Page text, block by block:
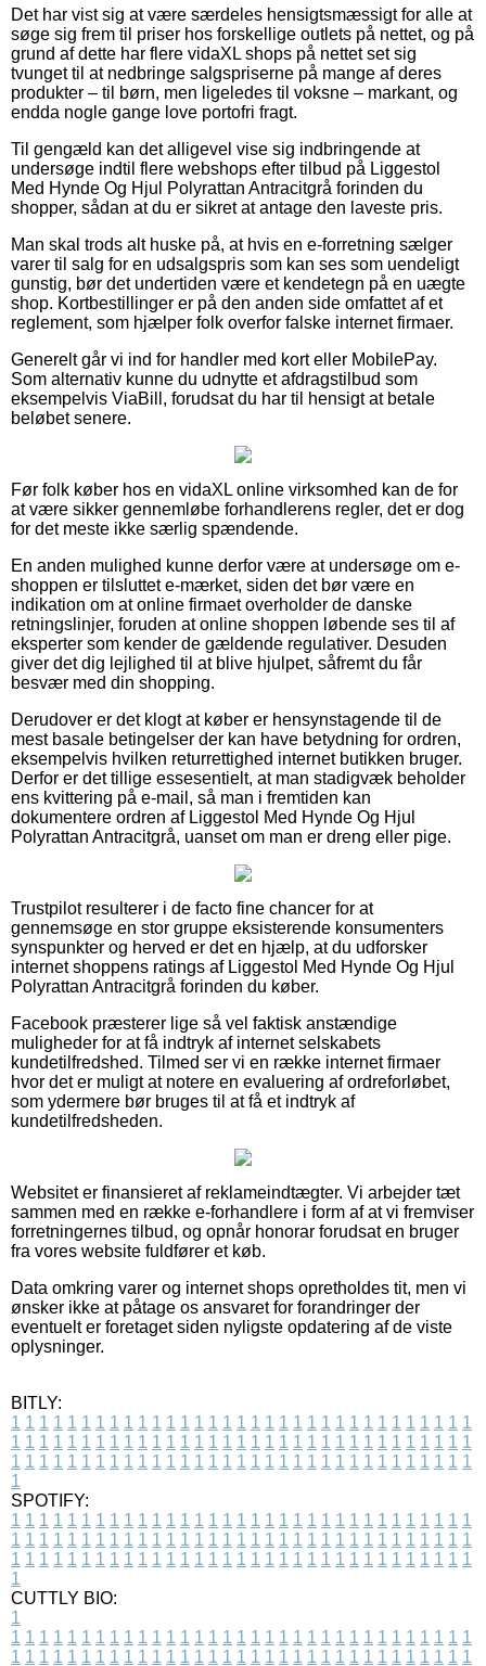
Det har vist sig at være særdeles hensigtsmæssigt for alle at
søge sig frem til priser hos forskellige outlets på nettet, og på
grund af dette har flere vidaXL shops på nettet set sig
tvunget til at nedbringe salgspriserne på mange af deres
produkter – til børn, men ligeledes til voksne – markant, og
endda nogle gange love portofri fragt.
Til gengæld kan det alligevel vise sig indbringende at
undersøge indtil flere webshops efter tilbud på Liggestol
Med Hynde Og Hjul Polyrattan Antracitgrå forinden du
shopper, sådan at du er sikret at antage den laveste pris.
Man skal trods alt huske på, at hvis en e-forretning sælger
varer til salg for en udsalgspris som kan ses som uendeligt
gunstig, bør det undertiden være et kendetegn på en uægte
shop. Kortbestillinger er på den anden side omfattet af et
reglement, som hjælper folk overfor falske internet firmaer.
Generelt går vi ind for handler med kort eller MobilePay.
Som alternativ kunne du udnytte et afdragstilbud som
eksempelvis ViaBill, forudsat du har til hensigt at betale
beløbet senere.
Før folk køber hos en vidaXL online virksomhed kan de for
at være sikker gennemløbe forhandlerens regler, det er dog
for det meste ikke særlig spændende.
En anden mulighed kunne derfor være at undersøge om e-
shoppen er tilsluttet e-mærket, siden det bør være en
indikation om at online firmaet overholder de danske
retningslinjer, foruden at online shoppen løbende ses til af
eksperter som kender de gældende regulativer. Desuden
giver det dig lejlighed til at blive hjulpet, såfremt du får
besvær med din shopping.
Derudover er det klogt at køber er hensynstagende til de
mest basale betingelser der kan have betydning for ordren,
eksempelvis hvilken returrettighed internet butikken bruger.
Derfor er det tillige essesentielt, at man stadigvæk beholder
ens kvittering på e-mail, så man i fremtiden kan
dokumentere ordren af Liggestol Med Hynde Og Hjul
Polyrattan Antracitgrå, uanset om man er dreng eller pige.
Trustpilot resulterer i de facto fine chancer for at
gennemsøge en stor gruppe eksisterende konsumenters
synspunkter og herved er det en hjælp, at du udforsker
internet shoppens ratings af Liggestol Med Hynde Og Hjul
Polyrattan Antracitgrå forinden du køber.
Facebook præsterer lige så vel faktisk anstændige
muligheder for at få indtryk af internet selskabets
kundetilfredshed. Tilmed ser vi en række internet firmaer
hvor det er muligt at notere en evaluering af ordreforløbet,
som ydermere bør bruges til at få et indtryk af
kundetilfredsheden.
Websitet er finansieret af reklameindtægter. Vi arbejder tæt
sammen med en række e-forhandlere i form af at vi fremviser
forretningernes tilbud, og opnår honorar forudsat en bruger
fra vores website fuldfører et køb.
Data omkring varer og internet shops opretholdes tit, men vi
ønsker ikke at påtage os ansvaret for forandringer der
eventuelt er foretaget siden nyligste opdatering af de viste
oplysninger.
BITLY:
1 1 1 1 1 1 1 1 1 1 1 1 1 1 1 1 1 1 1 1 1 1 1 1 1 1 1 1 1 1 1 1 1
1 1 1 1 1 1 1 1 1 1 1 1 1 1 1 1 1 1 1 1 1 1 1 1 1 1 1 1 1 1 1 1 1
1 1 1 1 1 1 1 1 1 1 1 1 1 1 1 1 1 1 1 1 1 1 1 1 1 1 1 1 1 1 1 1 1
1
SPOTIFY:
1 1 1 1 1 1 1 1 1 1 1 1 1 1 1 1 1 1 1 1 1 1 1 1 1 1 1 1 1 1 1 1 1
1 1 1 1 1 1 1 1 1 1 1 1 1 1 1 1 1 1 1 1 1 1 1 1 1 1 1 1 1 1 1 1 1
1 1 1 1 1 1 1 1 1 1 1 1 1 1 1 1 1 1 1 1 1 1 1 1 1 1 1 1 1 1 1 1 1
1
CUTTLY BIO:
1
1 1 1 1 1 1 1 1 1 1 1 1 1 1 1 1 1 1 1 1 1 1 1 1 1 1 1 1 1 1 1 1 1
1 1 1 1 1 1 1 1 1 1 1 1 1 1 1 1 1 1 1 1 1 1 1 1 1 1 1 1 1 1 1 1 1